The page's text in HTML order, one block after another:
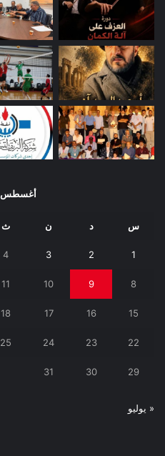
أغسطس 2026
س د ن ث
1
2
3
4
8
9
10
11
15
16
17
18
22
23
24
25
29
30
31
« يوليو